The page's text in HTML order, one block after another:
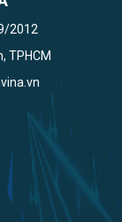
2012
TPHCM